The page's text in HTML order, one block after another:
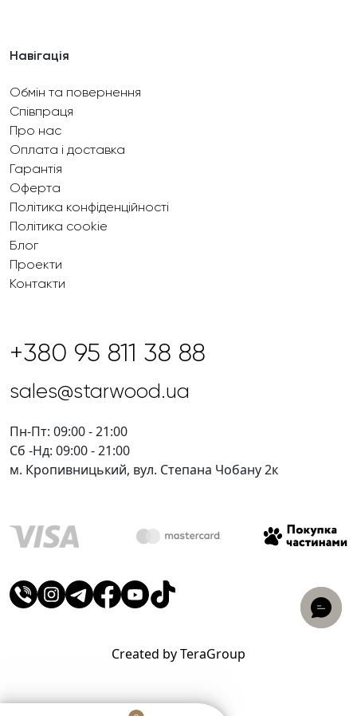
Навігація
Обмін та повернення
Співпраця
Про нас
Оплата і доставка
Гарантія
Оферта
Політика конфіденційності
Політика cookie
Блог
Проекти
Контакти
+380 95 811 38 88
sales@starwood.ua
Пн-Пт: 09:00 - 21:00
Сб -Нд: 09:00 - 21:00
м. Кропивницький, вул. Степана Чобану 2к
Created by TeraGroup